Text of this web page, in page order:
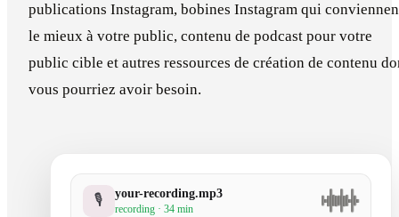
publications Instagram, bobines Instagram qui
le mieux à votre public, contenu de podcast pour votre
public cible et autres ressources de création de contenu
vous pourriez avoir besoin.
🎙 your-recording.mp3
recording · 34 min